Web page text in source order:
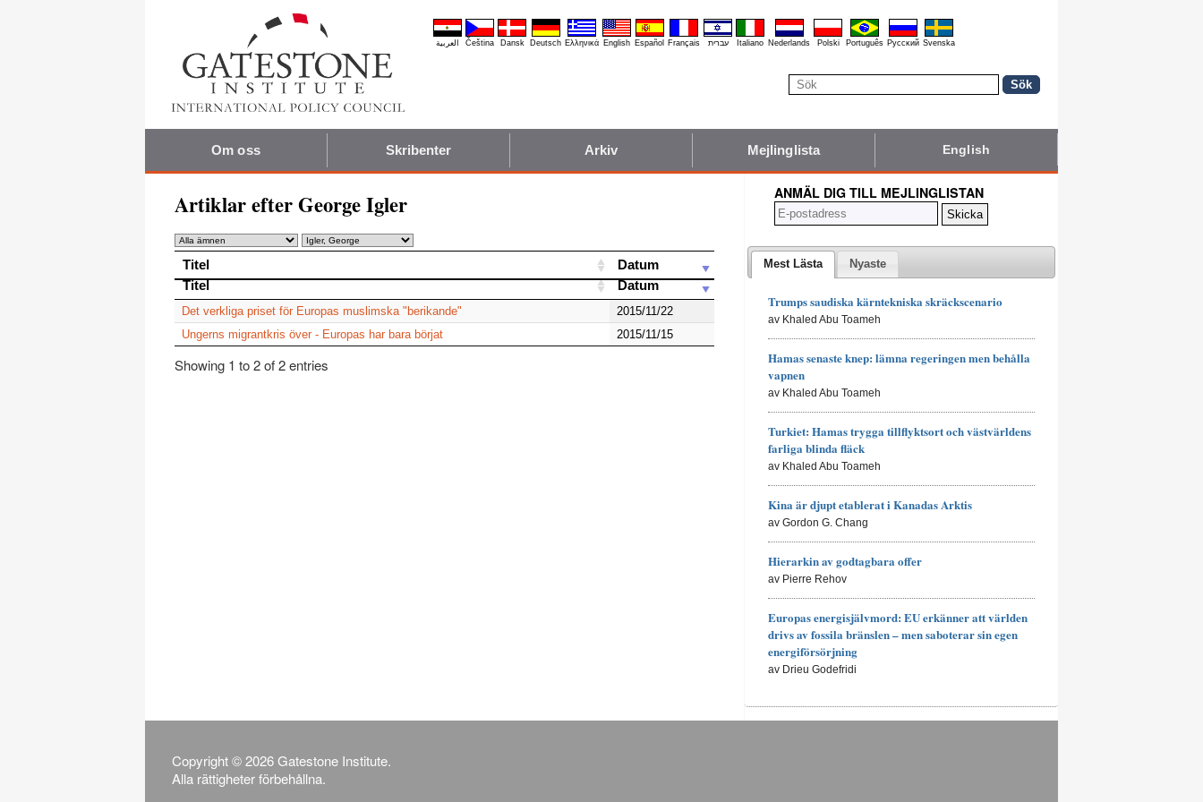
العربية Čeština Dansk Deutsch Ελληνικά English Español Français עברית Italiano Nederlands Polski Português Pyccĸий Svenska
Om oss Skribenter Arkiv Mejlinglista English
Artiklar efter George Igler
Titel Datum
Det verkliga priset för Europas muslimska "berikande"
2015/11/22
Ungerns migrantkris över - Europas har bara börjat
2015/11/15
Showing 1 to 2 of 2 entries
ANMÄL DIG TILL MEJLINGLISTAN
Mest Lästa Nyaste
Trumps saudiska kärntekniska skräckscenario
av Khaled Abu Toameh
Hamas senaste knep: lämna regeringen men behålla
vapnen
av Khaled Abu Toameh
Turkiet: Hamas trygga tillflyktsort och västvärldens
farliga blinda fläck
av Khaled Abu Toameh
Kina är djupt etablerat i Kanadas Arktis
av Gordon G. Chang
Hierarkin av godtagbara offer
av Pierre Rehov
Europas energisjälvmord: EU erkänner att världen
drivs av fossila bränslen – men saboterar sin egen
energiförsörjning
av Drieu Godefridi
Copyright © 2026 Gatestone Institute.
Alla rättigheter förbehållna.
Titel Datum